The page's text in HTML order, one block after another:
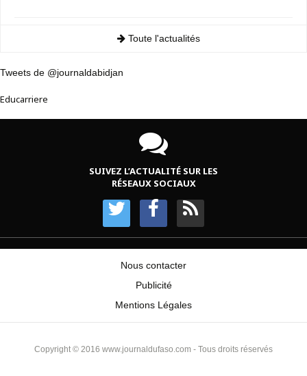
Toute l'actualités
Tweets de @journaldabidjan
Educarriere
SUIVEZ L’ACTUALITÉ SUR LES
RÉSEAUX SOCIAUX
Nous contacter
Publicité
Mentions Légales
Copyright © 2016 www.journaldufaso.com - Tous droits réservés